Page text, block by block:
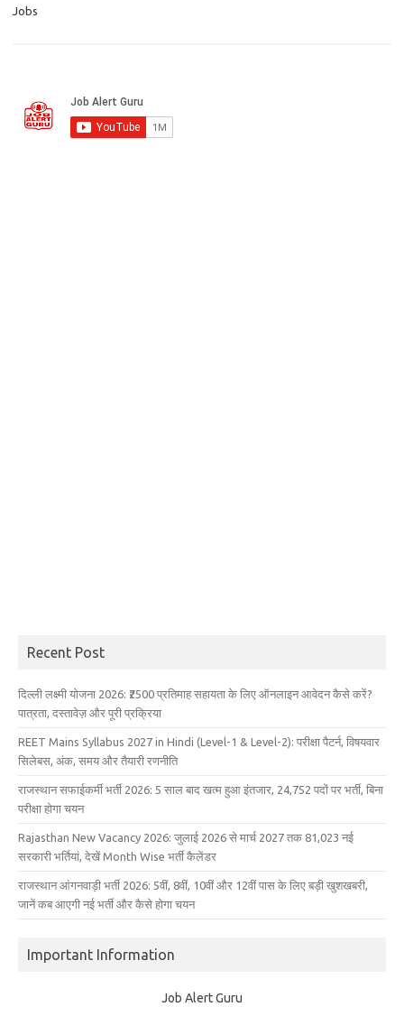
Jobs
Recent Post
दिल्ली लक्ष्मी योजना 2026: ₹2500 प्रतिमाह सहायता के लिए ऑनलाइन आवेदन कैसे करें?
पात्रता, दस्तावेज़ और पूरी प्रक्रिया
REET Mains Syllabus 2027 in Hindi (Level-1 & Level-2): परीक्षा पैटर्न, विषयवार
सिलेबस, अंक, समय और तैयारी रणनीति
राजस्थान सफाईकर्मी भर्ती 2026: 5 साल बाद खत्म हुआ इंतजार, 24,752 पदों पर भर्ती, बिना
परीक्षा होगा चयन
Rajasthan New Vacancy 2026: जुलाई 2026 से मार्च 2027 तक 81,023 नई
सरकारी भर्तियां, देखें Month Wise भर्ती कैलेंडर
राजस्थान आंगनवाड़ी भर्ती 2026: 5वीं, 8वीं, 10वीं और 12वीं पास के लिए बड़ी खुशखबरी,
जानें कब आएगी नई भर्ती और कैसे होगा चयन
Important Information
Job Alert Guru